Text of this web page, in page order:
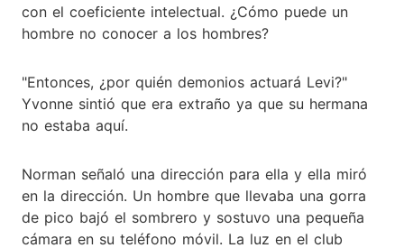
con el coeficiente intelectual. ¿Cómo puede un
hombre no conocer a los hombres?
"Entonces, ¿por quién demonios actuará Levi?"
Yvonne sintió que era extraño ya que su hermana
no estaba aquí.
Norman señaló una dirección para ella y ella miró
en la dirección. Un hombre que llevaba una gorra
de pico bajó el sombrero y sostuvo una pequeña
cámara en su teléfono móvil. La luz en el club